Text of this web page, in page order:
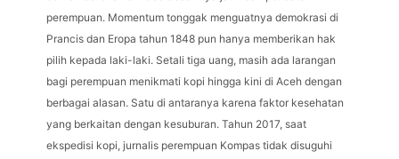
perempuan. Momentum tonggak menguatnya demokrasi di
Prancis dan Eropa tahun 1848 pun hanya memberikan hak
pilih kepada laki-laki. Setali tiga uang, masih ada larangan
bagi perempuan menikmati kopi hingga kini di Aceh dengan
berbagai alasan. Satu di antaranya karena faktor kesehatan
yang berkaitan dengan kesuburan. Tahun 2017, saat
ekspedisi kopi, jurnalis perempuan Kompas tidak disuguhi